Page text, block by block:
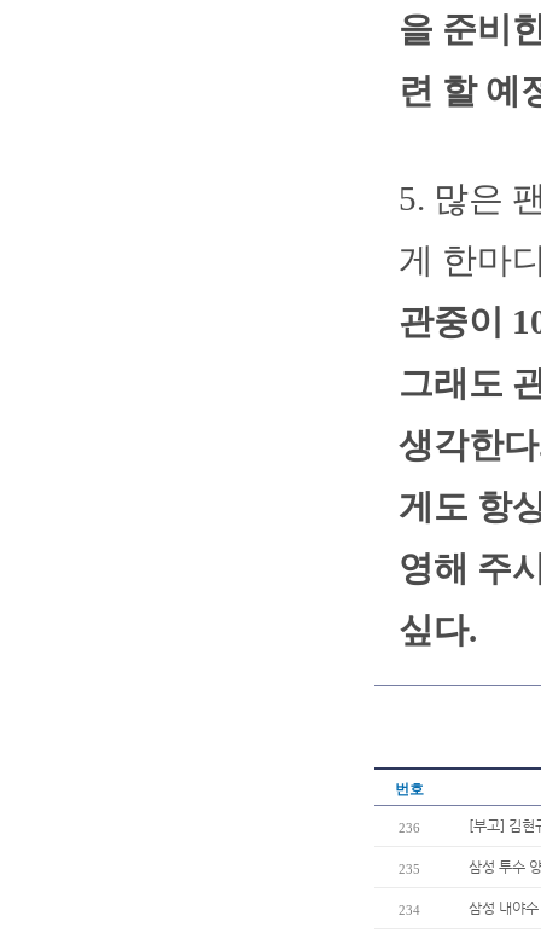
을 준비
련 할 예
5. 많은
게 한마
관중이
그래도
생각한
게도 항
영해 주
싶다.
번호
236 [부고] 김현
235 삼성 투수
234 삼성 내야